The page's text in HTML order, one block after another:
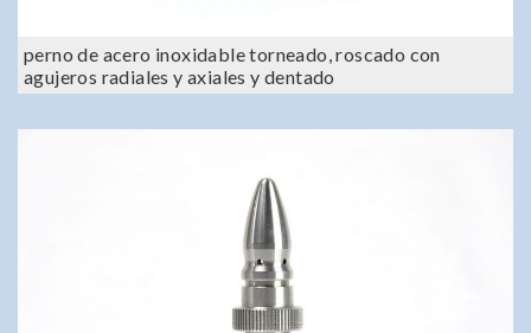
perno de acero inoxidable torneado, roscado con
agujeros radiales y axiales y dentado